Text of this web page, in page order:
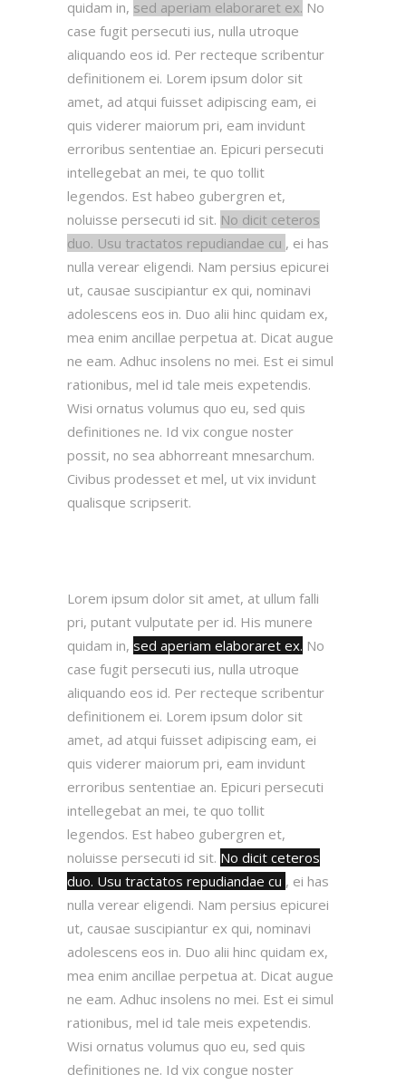
quidam in, sed aperiam elaboraret ex. No
case fugit persecuti ius, nulla utroque
aliquando eos id. Per recteque scribentur
definitionem ei. Lorem ipsum dolor sit
amet, ad atqui fuisset adipiscing eam, ei
quis viderer maiorum pri, eam invidunt
erroribus sententiae an. Epicuri persecuti
intellegebat an mei, te quo tollit
legendos. Est habeo gubergren et,
noluisse persecuti id sit. No dicit ceteros
duo. Usu tractatos repudiandae cu , ei has
nulla verear eligendi. Nam persius epicurei
ut, causae suscipiantur ex qui, nominavi
adolescens eos in. Duo alii hinc quidam ex,
mea enim ancillae perpetua at. Dicat augue
ne eam. Adhuc insolens no mei. Est ei simul
rationibus, mel id tale meis expetendis.
Wisi ornatus volumus quo eu, sed quis
definitiones ne. Id vix congue noster
possit, no sea abhorreant mnesarchum.
Civibus prodesset et mel, ut vix invidunt
qualisque scripserit.
Lorem ipsum dolor sit amet, at ullum falli
pri, putant vulputate per id. His munere
quidam in, sed aperiam elaboraret ex. No
case fugit persecuti ius, nulla utroque
aliquando eos id. Per recteque scribentur
definitionem ei. Lorem ipsum dolor sit
amet, ad atqui fuisset adipiscing eam, ei
quis viderer maiorum pri, eam invidunt
erroribus sententiae an. Epicuri persecuti
intellegebat an mei, te quo tollit
legendos. Est habeo gubergren et,
noluisse persecuti id sit. No dicit ceteros
duo. Usu tractatos repudiandae cu , ei has
nulla verear eligendi. Nam persius epicurei
ut, causae suscipiantur ex qui, nominavi
adolescens eos in. Duo alii hinc quidam ex,
mea enim ancillae perpetua at. Dicat augue
ne eam. Adhuc insolens no mei. Est ei simul
rationibus, mel id tale meis expetendis.
Wisi ornatus volumus quo eu, sed quis
definitiones ne. Id vix congue noster